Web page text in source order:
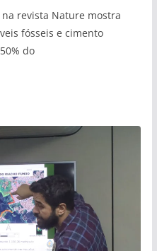
revista Nature mostra
fósseis e cimento
do